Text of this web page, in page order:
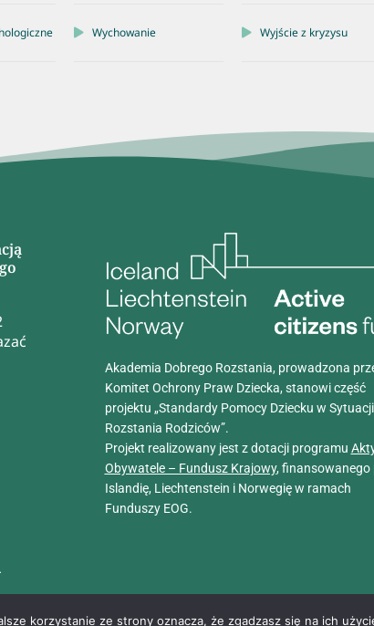
Wychowanie Wyjście z kryzysu
Akademia Dobrego Rozstania, prowadzona
Komitet Ochrony Praw Dziecka, stanowi część
projektu „Standardy Pomocy Dziecku w Sytuacji
Rozstania Rodziców”.
Projekt realizowany jest z dotacji programu
Obywatele – Fundusz Krajowy, finansowanego
Islandię, Liechtenstein i Norwegię w ramach
Funduszy EOG.
korzystanie ze strony oznacza, że zgadzasz się na ich